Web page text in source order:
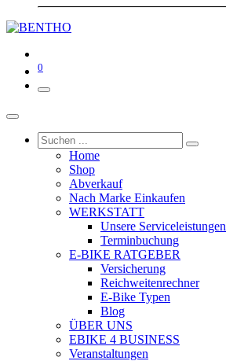
0
Home
Shop
Abverkauf
Nach Marke Einkaufen
WERKSTATT
Unsere Serviceleistungen
Terminbuchung
E-BIKE RATGEBER
Versicherung
Reichweitenrechner
E-Bike Typen
Blog
ÜBER UNS
EBIKE 4 BUSINESS
Veranstaltungen